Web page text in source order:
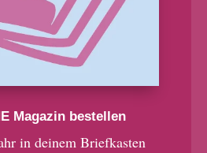
Magazin bestellen
in deinem Briefkasten